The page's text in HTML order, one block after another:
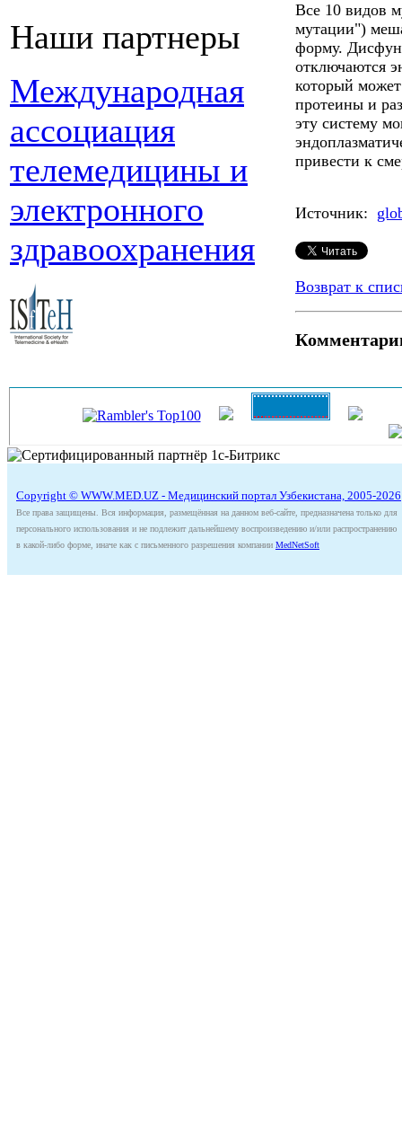
Наши партнеры
Международная
ассоциация
телемедицины и
электронного
здравоохранения
Все 10 видов
мутации")
форму.
отключаются
который
протеины и
эту систему
привести к
Источник:
Возврат к
Copyright © WWW.MED.UZ - Медицинский портал Узбекистана, 2005-2026
Все права защищены. Вся информация, размещённая на данном веб-сайте, предназначена только для
персонального использования и не подлежит дальнейшему воспроизведению и/или распространению
в какой-либо форме, иначе как с письменного разрешения компании MedNetSoft